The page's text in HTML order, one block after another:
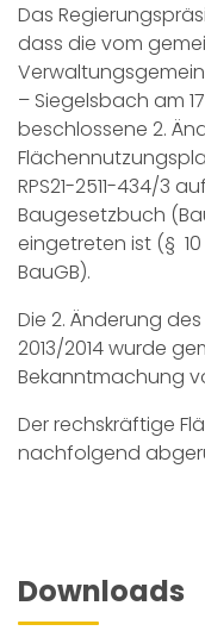
Das
dass die vom
– Siegelsbach am
beschlossene 2.
RPS21-2511-434/3
Baugesetzbuch
eingetreten ist (§ 10
BauGB).
Die 2. Änderung
2013/2014 wurde
Bekanntmachung
Der rechskräftige
nachfolgend
Downloads